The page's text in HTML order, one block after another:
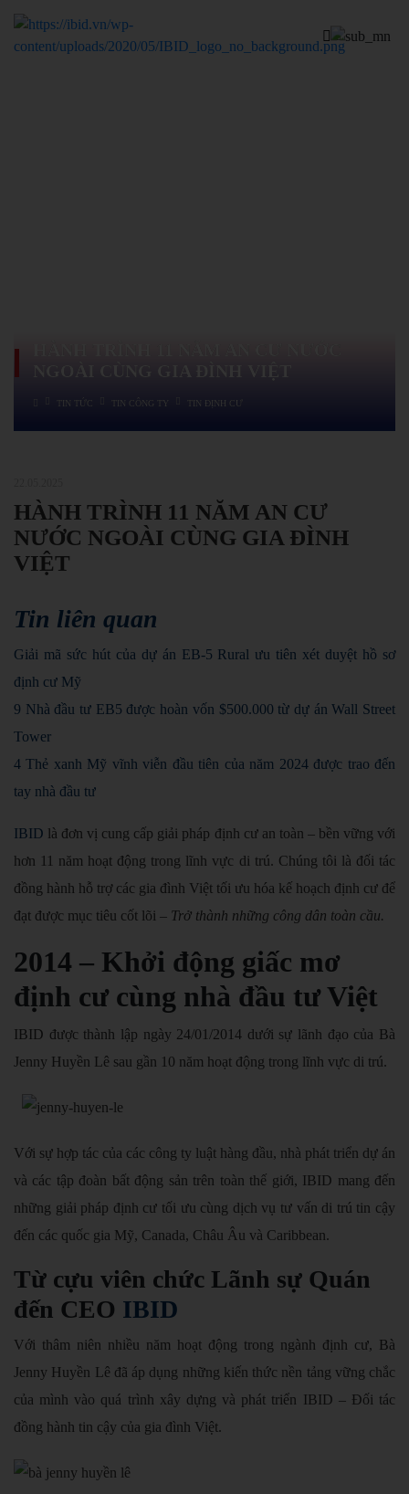
TIN TỨC TIN CÔNG TY TIN ĐỊNH CƯ
HÀNH TRÌNH 11 NĂM AN CƯ
NƯỚC NGOÀI CÙNG GIA ĐÌNH
VIỆT
Tin liên quan
Giải mã sức hút của dự án EB-5 Rural ưu tiên xét duyệt hồ sơ
định cư Mỹ
9 Nhà đầu tư EB5 được hoàn vốn $500.000 từ dự án Wall Street
Tower
4 Thẻ xanh Mỹ vĩnh viễn đầu tiên của năm 2024 được trao đến
tay nhà đầu tư
IBID là đơn vị cung cấp giải pháp định cư an toàn – bền vững với
hơn 11 năm hoạt động trong lĩnh vực di trú. Chúng tôi là đối tác
đồng hành hỗ trợ các gia đình Việt tối ưu hóa kế hoạch định cư để
đạt được mục tiêu cốt lõi – Trở thành những công dân toàn cầu.
2014 – Khởi động giấc mơ
định cư cùng nhà đầu tư Việt
IBID được thành lập ngày 24/01/2014 dưới sự lãnh đạo của Bà
Jenny Huyền Lê sau gần 10 năm hoạt động trong lĩnh vực di trú.
Với sự hợp tác của các công ty luật hàng đầu, nhà phát triển dự án
và các tập đoàn bất động sản trên toàn thế giới, IBID mang đến
những giải pháp định cư tối ưu cùng dịch vụ tư vấn di trú tin cậy
đến các quốc gia Mỹ, Canada, Châu Âu và Caribbean.
Từ cựu viên chức Lãnh sự Quán
đến CEO IBID
Với thâm niên nhiều năm hoạt động trong ngành định cư, Bà
Jenny Huyền Lê đã áp dụng những kiến thức nền tảng vững chắc
của mình vào quá trình xây dựng và phát triển IBID – Đối tác
đồng hành tin cậy của gia đình Việt.